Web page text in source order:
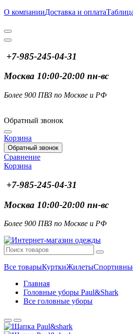
О компанииДоставка и оплата
+7-985-245-04-31
Москва 10:00-20:00 пн-вс
Более 900 ПВЗ по Москве и РФ
Обратный звонок
Корзина
Обратный звонок
Сравнение
Корзина
+7-985-245-04-31
Москва 10:00-20:00 пн-вс
Более 900 ПВЗ по Москве и РФ
Все товарыКурткиЖилеты
Главная
Головные уборы Paul&Shark
Все головные уборы